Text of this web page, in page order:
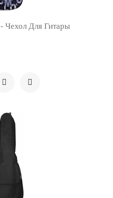
Чехол Для Гитары